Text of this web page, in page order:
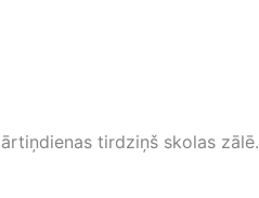
tirdziņš skolas zālē.